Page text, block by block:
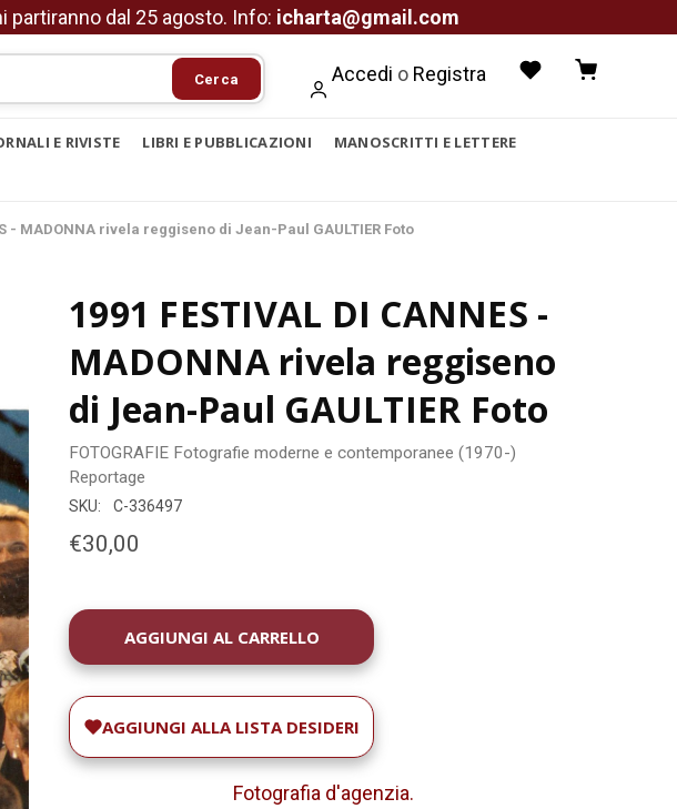
partiranno dal 25 agosto. Info: icharta@gmail.com
Cerca Accedi o Registra
E RIVISTE LIBRI E PUBBLICAZIONI
MANOSCRITTI E LETTERE
- MADONNA rivela reggiseno di Jean-Paul GAULTIER Foto
1991 FESTIVAL DI CANNES -
MADONNA rivela reggiseno
di Jean-Paul GAULTIER Foto
FOTOGRAFIE Fotografie moderne e contemporanee (1970-)
Reportage
SKU: C-336497
€30,00
DISPONIBILITÀ
ATTUALE:
AGGIUNGI ALLA LISTA DESIDERI
Fotografia d'agenzia.